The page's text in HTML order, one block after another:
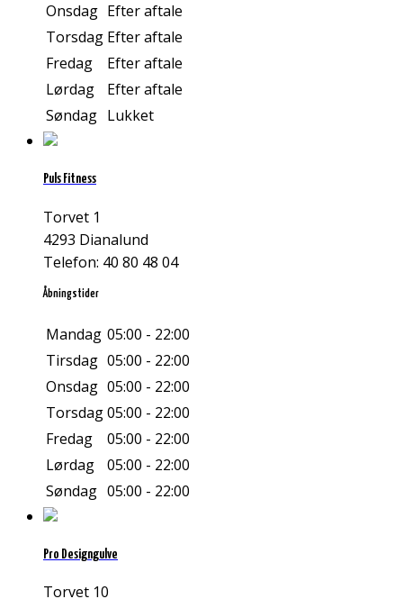
Onsdag Efter aftale
Torsdag Efter aftale
Fredag
Efter aftale
Lørdag
Efter aftale
Søndag Lukket
Puls Fitness
Torvet 1
4293 Dianalund
Telefon: 40 80 48 04
Åbningstider
Mandag 05:00 - 22:00
Tirsdag 05:00 - 22:00
Onsdag 05:00 - 22:00
Torsdag05:00 - 22:00
Fredag
05:00 - 22:00
Lørdag
05:00 - 22:00
Søndag 05:00 - 22:00
Pro Designgulve
Torvet 10